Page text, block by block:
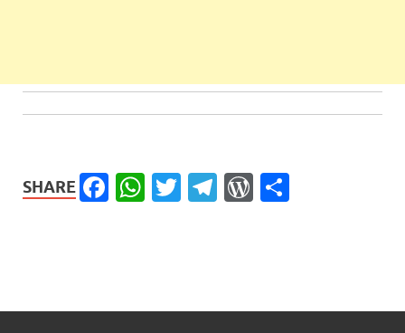
SHARE Facebook
WhatsApp
Twitter
Telegram
WordPress